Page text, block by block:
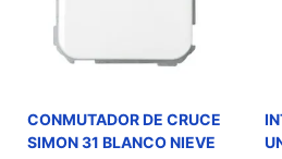
CONMUTADOR DE CRUCE
SIMON 31 BLANCO NIEVE